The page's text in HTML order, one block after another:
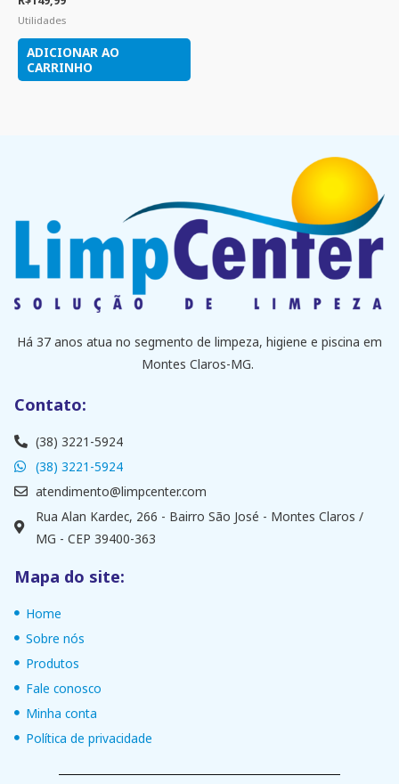
Utilidades
ADICIONAR AO
CARRINHO
Há 37 anos atua no segmento de limpeza, higiene e piscina em
Montes Claros-MG.
Contato:
(38) 3221-5924
(38) 3221-5924
atendimento@limpcenter.com
Rua Alan Kardec, 266 - Bairro São José - Montes Claros /
MG - CEP 39400-363
Mapa do site:
Home
Sobre nós
Produtos
Fale conosco
Minha conta
Política de privacidade